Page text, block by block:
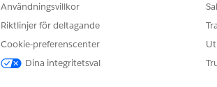
Användningsvillkor
Riktlinjer för deltagande
Cookie-preferenscenter
Dina integritetsval